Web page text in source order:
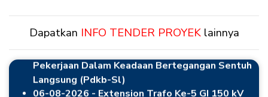
Dapatkan INFO TENDER PROYEKlainnya
Skema BP Estetika Perumahan
06-08-2026 - Pekerjaan Pengadaan Kendaraan
Langsung (Pdkb-Sl)
06-08-2026 - Extension Trafo Ke-5 GI 150 kV
Serpong